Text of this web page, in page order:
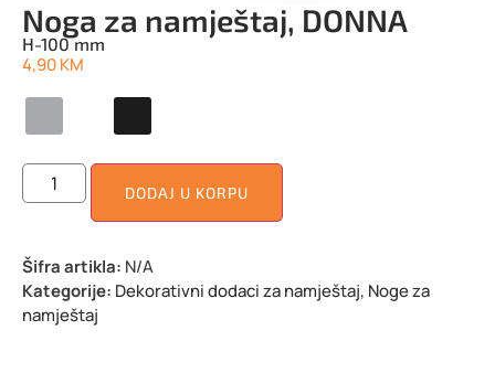
Noga za namještaj, DONNA
H-100 mm
4,90KM
DODAJ U KORPU
Šifra artikla: N/A
Kategorije: Dekorativni dodaci za namještaj, Noge za
namještaj